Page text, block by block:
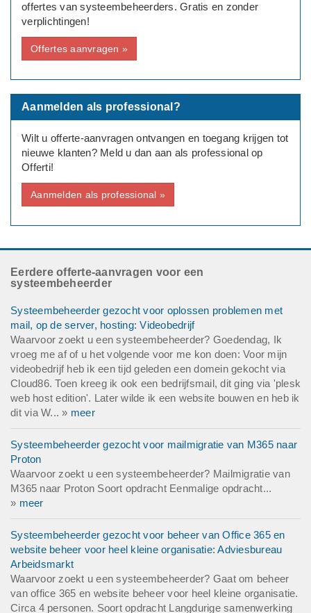
offertes van systeembeheerders. Gratis en zonder
verplichtingen!
Offertes aanvragen »
Aanmelden als professional?
Wilt u offerte-aanvragen ontvangen en toegang krijgen tot
nieuwe klanten? Meld u dan aan als professional op
Offerti!
Aanmelden als professional »
Eerdere offerte-aanvragen voor een
systeembeheerder
Systeembeheerder gezocht voor oplossen problemen met
mail, op de server, hosting: Videobedrijf
Waarvoor zoekt u een systeembeheerder? Goedendag, Ik
vroeg me af of u het volgende voor me kon doen: Voor mijn
videobedrijf heb ik een tijd geleden een domein gekocht via
Cloud86. Toen kreeg ik ook een bedrijfsmail, dit ging via 'plesk
web host edition'. Later wilde ik een website bouwen en heb ik
dit via W... » meer
Systeembeheerder gezocht voor mailmigratie van M365 naar
Proton
Waarvoor zoekt u een systeembeheerder? Mailmigratie van
M365 naar Proton Soort opdracht Eenmalige opdracht...
» meer
Systeembeheerder gezocht voor beheer van Office 365 en
website beheer voor heel kleine organisatie: Adviesbureau
Arbeidsmarkt
Waarvoor zoekt u een systeembeheerder? Gaat om beheer
van office 365 en website beheer voor heel kleine organisatie.
Circa 4 personen. Soort opdracht Langdurige samenwerking